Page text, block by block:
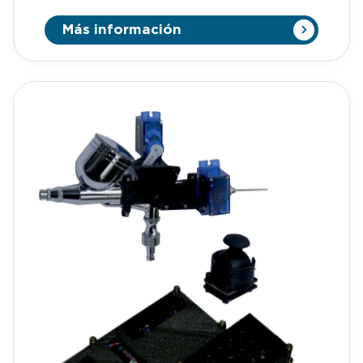
llámanos o mándanos un Whatsapp al +34 623 30
88 74, nuestro email
es tienda@lafabricadeinventos.com. Somos muy
accesibles, cercanos y damos cientos de
necesario tomar diferentes medidas de higiene y
prevención como es el uso de la mascarilla o el
lavado frecuente de manos. Sin embargo, esas
medidas no son suficientes para frenar el virus.
Para ello existen diferentes test, pero no resultan
eficaces ya que no es cómodo realizarlos, y
porque no todos ellos son eficaces frente a la
detección. DetectVirus es un dispositivo para la
detección de virus, que permite realizar mediante
la combinación de diferentes sensores si una
persona se encuentra contagiada de un virus.
Todo él alimentado a partir de una fuente de
alimentación que se aloja en el interior de la
carcasa. Está especialmente diseñado para la
detección del virus covid-19. Cuenta con una
pantalla táctil para hacer más intuitivo el manejo
del dispositivo y también para visualizar los
resultados. Para seleccionar los diferentes
sensores se han incluido un conjunto de
comandos y sensores. Si eres
Más información